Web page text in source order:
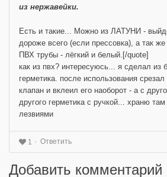
из нержавейки.
Есть и такие... Можно из ЛАТУНИ -
дороже всего (если прессовка), а так
ПВХ трубы - лёгкий и белый.[/quote]
как из пвх? интересуюсь... я сделал из
герметика. после использования
клапан и вклеил его наоборот - а с
другого герметика с ручкой... храню
лезвиями
1 Ответить
Добавить комментарий